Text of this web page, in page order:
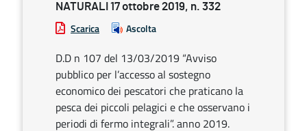
NATURALI 17 ottobre 2019, n. 332
Scarica Ascolta
D.D n 107 del 13/03/2019 “Avviso
pubblico per l’accesso al sostegno
economico dei pescatori che praticano la
pesca dei piccoli pelagici e che osservano i
periodi di fermo integrali”. anno 2019.